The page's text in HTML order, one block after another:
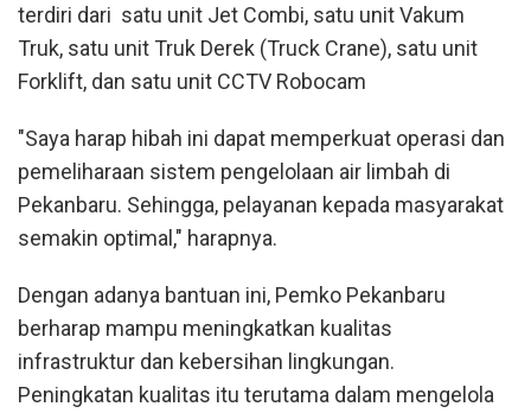
terdiri dari satu unit Jet Combi, satu unit Vakum
Truk, satu unit Truk Derek (Truck Crane), satu unit
Forklift, dan satu unit CCTV Robocam
"Saya harap hibah ini dapat memperkuat operasi dan
pemeliharaan sistem pengelolaan air limbah di
Pekanbaru. Sehingga, pelayanan kepada masyarakat
semakin optimal," harapnya.
Dengan adanya bantuan ini, Pemko Pekanbaru
berharap mampu meningkatkan kualitas
infrastruktur dan kebersihan lingkungan.
Peningkatan kualitas itu terutama dalam mengelola